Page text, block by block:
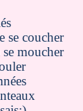
se coucher
moucher